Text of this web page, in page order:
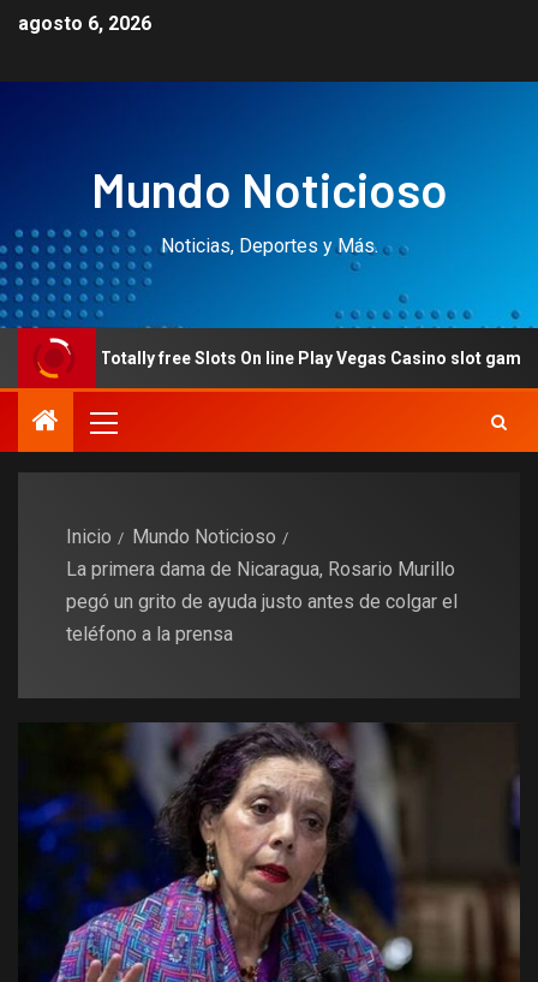
agosto 6, 2026
Mundo Noticioso
Noticias, Deportes y Más.
Totally free Slots On line Play Vegas Casino slot games for
Inicio
Mundo Noticioso
La primera dama de Nicaragua, Rosario Murillo
pegó un grito de ayuda justo antes de colgar el
teléfono a la prensa